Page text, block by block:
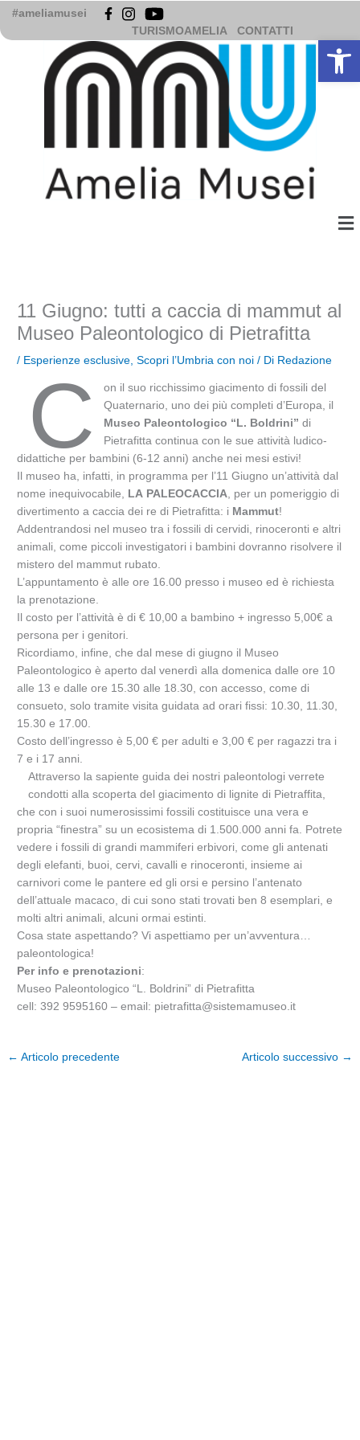
Vai
contenuto
#ameliamusei
TURISMOAMELIA
CONTATTI
11 Giugno: tutti a caccia di mammut al
Museo Paleontologico di Pietrafitta
/ Esperienze esclusive,Scopri l’Umbria con noi / Di Redazione
C
on il suo ricchissimo giacimento di fossili del
Quaternario, uno dei più completi d’Europa, il
Museo Paleontologico “L. Boldrini” di
Pietrafitta continua con le sue attività ludico-
didattiche per bambini (6-12 anni) anche nei mesi estivi!
Il museo ha, infatti, in programma per l’11 Giugno un’attività dal
nome inequivocabile,
LA PALEOCACCIA , per un pomeriggio di
divertimento a caccia dei re di Pietrafitta: i Mammut!
Addentrandosi nel museo tra i fossili di cervidi, rinoceronti e altri
animali, come piccoli investigatori i bambini dovranno risolvere il
mistero del mammut rubato.
L’appuntamento è alle ore 16.00 presso i museo ed è richiesta
la prenotazione.
Il costo per l’attività è di € 10,00 a bambino + ingresso 5,00€ a
persona per i genitori.
Ricordiamo, infine, che dal mese di giugno il Museo
Paleontologico è aperto dal venerdì alla domenica dalle ore 10
alle 13 e dalle ore 15.30 alle 18.30, con accesso, come di
consueto, solo tramite visita guidata ad orari fissi: 10.30, 11.30,
15.30 e 17.00.
Costo dell’ingresso è 5,00 € per adulti e 3,00 € per ragazzi tra i
7 e i 17 anni.
Attraverso la sapiente guida dei nostri paleontologi verrete
condotti alla scoperta del giacimento di lignite di Pietraffita,
che con i suoi numerosissimi fossili costituisce una vera e
propria “finestra” su un ecosistema di 1.500.000 anni fa. Potrete
vedere i fossili di grandi mammiferi erbivori, come gli antenati
degli elefanti, buoi, cervi, cavalli e rinoceronti, insieme ai
carnivori come le pantere ed gli orsi e persino l’antenato
dell’attuale macaco, di cui sono stati trovati ben 8 esemplari, e
molti altri animali, alcuni ormai estinti.
Cosa state aspettando? Vi aspettiamo per un’avventura…
paleontologica!
Per info e prenotazioni:
Museo Paleontologico “L. Boldrini” di Pietrafitta
cell: 392 9595160 – email: pietrafitta@sistemamuseo.it
← Articolo precedente Articolo successivo →
Apri la